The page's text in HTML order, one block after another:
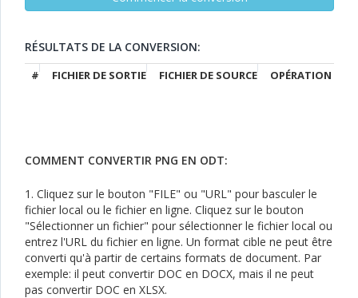
RÉSULTATS DE LA CONVERSION:
# FICHIER DE SORTIE FICHIER DE SOURCE OPÉRATION
COMMENT CONVERTIR PNG EN ODT:
1. Cliquez sur le bouton "FILE" ou "URL" pour basculer le
fichier local ou le fichier en ligne. Cliquez sur le bouton
"Sélectionner un fichier" pour sélectionner le fichier local ou
entrez l'URL du fichier en ligne. Un format cible ne peut être
converti qu'à partir de certains formats de document. Par
exemple: il peut convertir DOC en DOCX, mais il ne peut
pas convertir DOC en XLSX.